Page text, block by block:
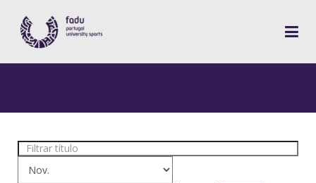
Filtrar
título